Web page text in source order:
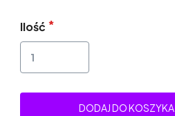
Ilość
DODAJ DO KOSZYKA